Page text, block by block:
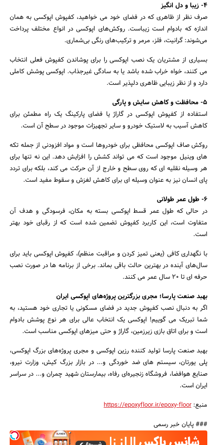
4- زیبا و دل انگیز
صرف نظر از ظاهری که در فضای خود می خواهید، کفپوش اپوکسی به همان
اندازه که بادوام است زیباست. روکش‌های اپوکسی در انواع مختلف پرداخت
می‌شوند: گرانیت، فلز، مرمر و ترکیب‌های رنگی بی‌شماری.
بسیاری از مشتریان یک نصب اپوکسی را برای پوشاندن کفپوش فعلی انتخاب
می کنند، خواه خراب شده باشد یا به سادگی غیرجذاب. اپوکسی پوشش کاملی
دارد و از نظر زیبایی ظاهری دلپذیر است.
5- محافظت و کاهش سایش و پارگی
استفاده از کفپوش اپوکسی در گاراژ یا فضای پارکینگ یک راه مطمئن برای
کاهش آسیب به لاستیک خودرو و سایر تجهیزات موجود در سطح آن است.
روکش صاف اپوکسی محافظی برای خودروها است و مواد افزودنی از جمله تکه
های وینیل موجود است که می تواند کشش را افزایش دهد. این نه تنها برای
هر وسیله نقلیه ای که روی سطح و خارج از آن حرکت می کند، بلکه برای تردد
پای انسان نیز به عنوان وسیله ای برای کاهش لغزش و سقوط مفید است.
6- طول عمر طولانی
در حالی که طول عمر قسط اپوکسی بسته به مکان، فرسودگی و هدف آن
متفاوت است، این کاربرد کفپوش تضمین شده است که از رقبای خود بهتر
است.
با نگهداری کافی (یعنی تمیز کردن و مراقبت منظم)، کفپوش اپوکسی باید برای
سال‌های آینده در بهترین حالت باقی بماند. برخی از برنامه ها در صورت نصب
حرفه ای تا 20 سال عمر می کنند.
بهبد صنعت پارسا؛ مجری بزرگترین پروژه‌های اپوکسی ایران
اگر به دنبال نصب کفپوش جدید در فضای مسکونی یا تجاری خود هستید، به
شما تبریک می گوییم! اپوکسی یک انتخاب عالی برای هر نوع پوشش بادوام
است و برای اتاق بازی زیرزمین، گاراژ و حتی میزهای اپوکسی مناسب است.
بهبد صنعت پارسا تولید کننده رزین اپوکسی و مجری پروژه‌های بزرگ اپوکسی،
پلی یورتان، سیستم های ضد خوردگی و... در بازار بزرگ کیش، وزارت نیرو،
صنایع هوافضا، فروشگاه زنجیره‌ای رفاه، بیمارستان شهید چمران و... در سراسر
ایران است.
منبع:https://epoxyfloor.ir/epoxy-floor
### پایان خبر رسمی